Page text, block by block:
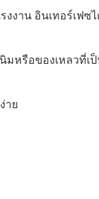
งาน อินเทอร์เฟซ
หรือของเหลวที่เ
าย